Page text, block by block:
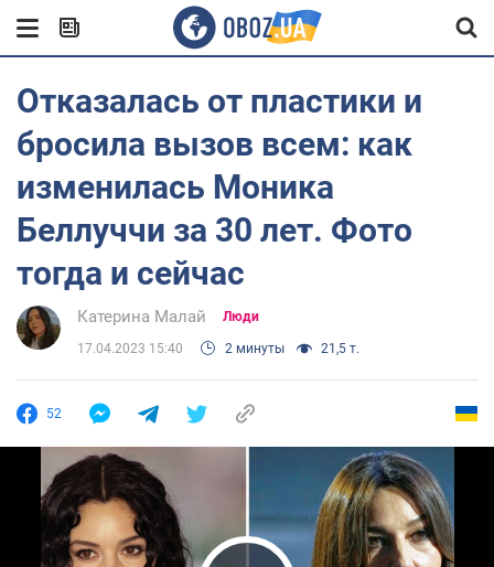
Отказалась от пластики и
бросила вызов всем: как
изменилась Моника
Беллуччи за 30 лет. Фото
тогда и сейчас
Катерина Малай Люди
17.04.2023 15:40 2 минуты 21,5 т.
52